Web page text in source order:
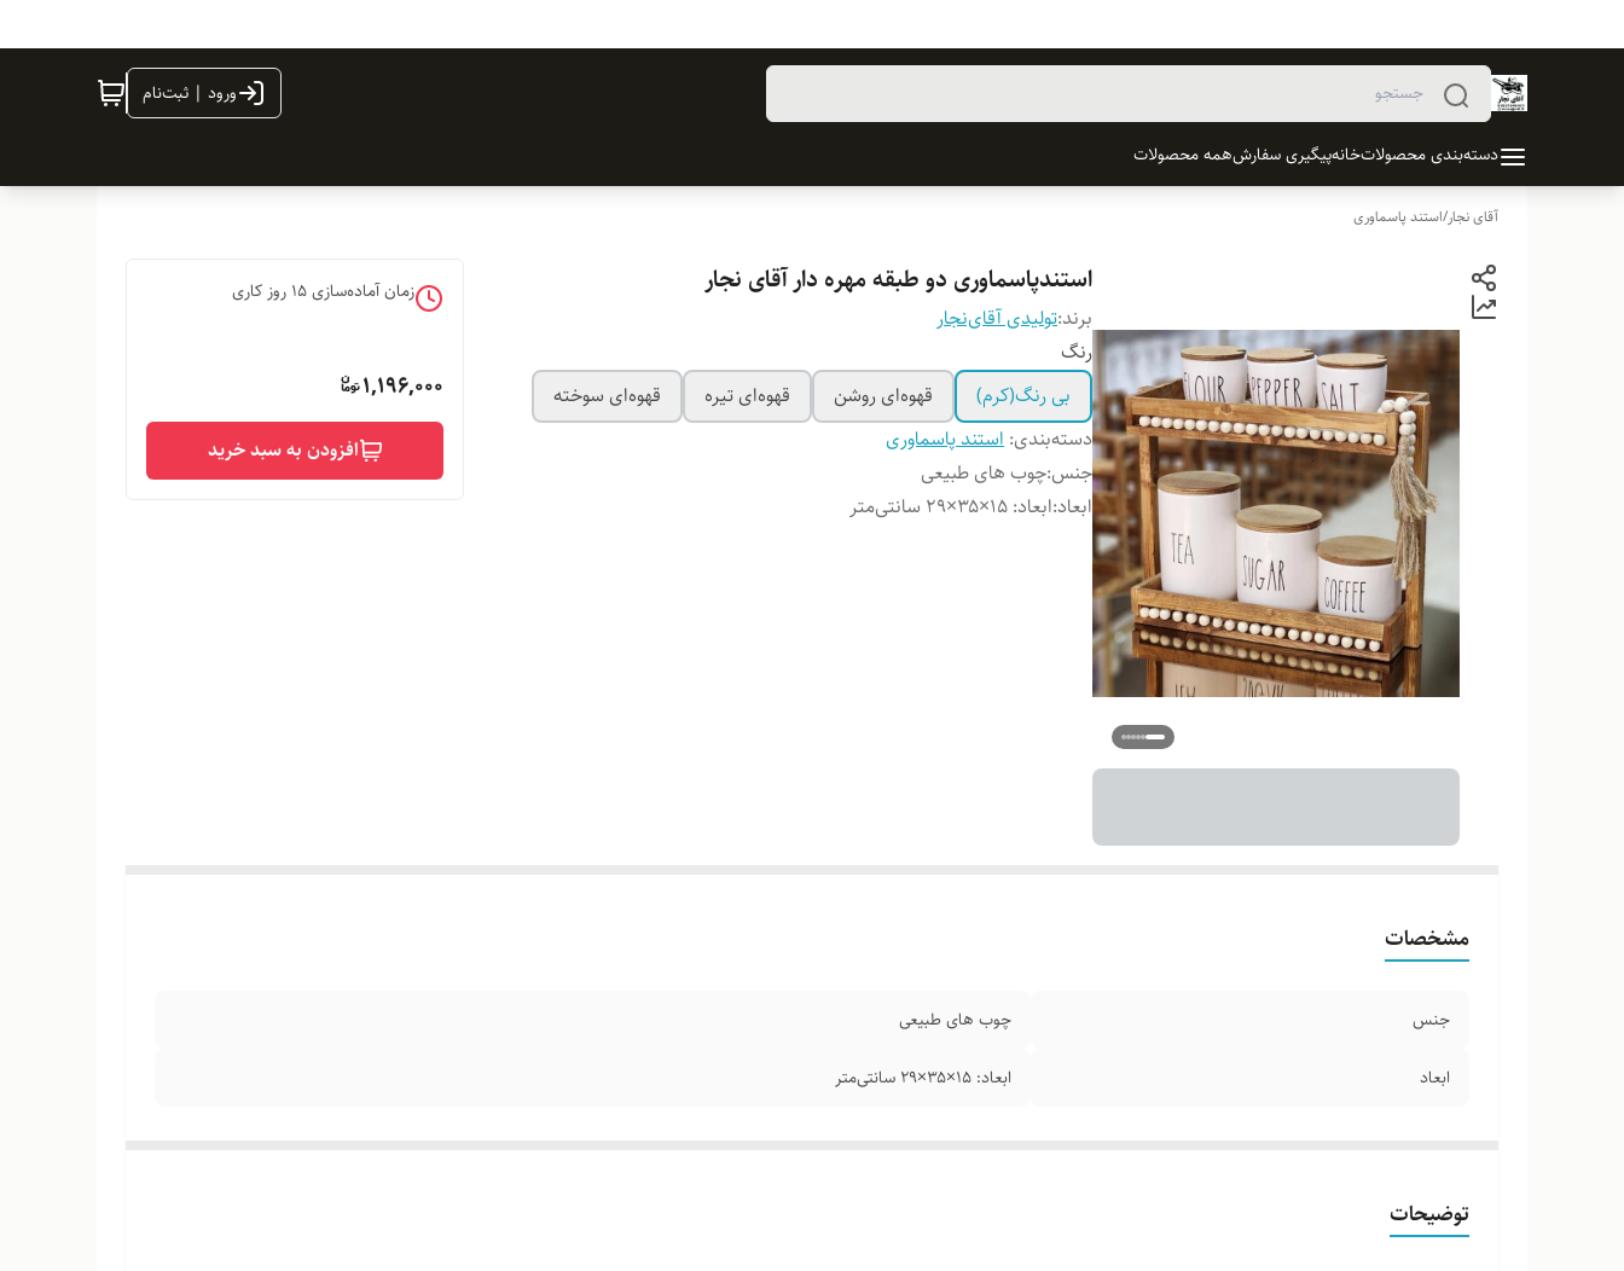
ورود | ثبت‌نام
دسته‌بندی محصولاتخانهپیگیری سفارشهمه محصولات
آقای نجار/استند پاسماوری
استندپاسماوری دو طبقه مهره دار آقای نجار
برند:تولیدی آقای‌نجار
رنگ
بی رنگ(کرم)
قهوه‌ای روشن قهوه‌ای تیره
قهوه‌ای سوخته
دسته‌بندی: استند پاسماوری
جنس:چوب های طبیعی
ابعاد:ابعاد: ۱۵×۳۵×۲۹ سانتی‌متر
زمان آماده‌سازی15 روز کاری
1,196,000
افزودن به سبد خرید
مشخصات
جنس چوب های طبیعی
ابعاد ابعاد: ۱۵×۳۵×۲۹ سانتی‌متر
توضیحات